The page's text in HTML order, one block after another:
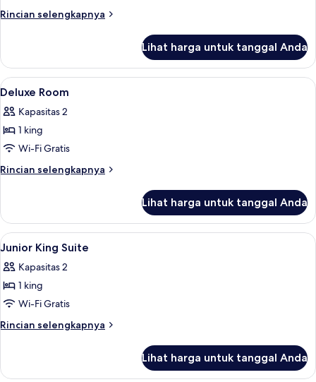
Suite
Rincian selengkapnya
Rincian
Deluxe
Swim-
up
Suite
King
Lihat harga untuk tanggal Anda
Lihat
semua
foto
untuk
Deluxe
Room
Minibar, brankas, Wi-Fi gratis, dan
5
Deluxe Room
Kapasitas 2
1 king
Wi-Fi Gratis
Rincian selengkapnya
Rincian
Deluxe
Room
Lihat harga untuk tanggal Anda
Lihat
semua
foto
untuk
Junior
King
Minibar, brankas, Wi-Fi gratis, dan
4
Junior King Suite
Kapasitas 2
1 king
Wi-Fi Gratis
Rincian selengkapnya
Rincian
Junior
Lihat harga untuk tanggal Anda